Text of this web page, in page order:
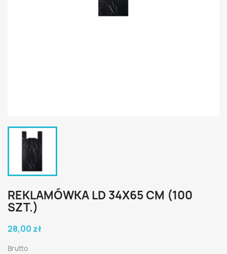
REKLAMÓWKA LD 34X65 CM (100
SZT.)
28,00 zł
Brutto